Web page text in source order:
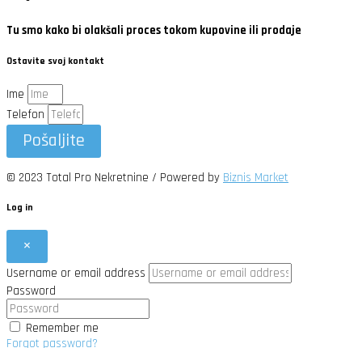
Tu smo kako bi olakšali proces tokom kupovine ili prodaje
Ostavite svoj kontakt
Ime
Telefon
Pošaljite
© 2023 Total Pro Nekretnine / Powered by Biznis Market
Log in
×
Username or email address
Password
Remember me
Forgot password?